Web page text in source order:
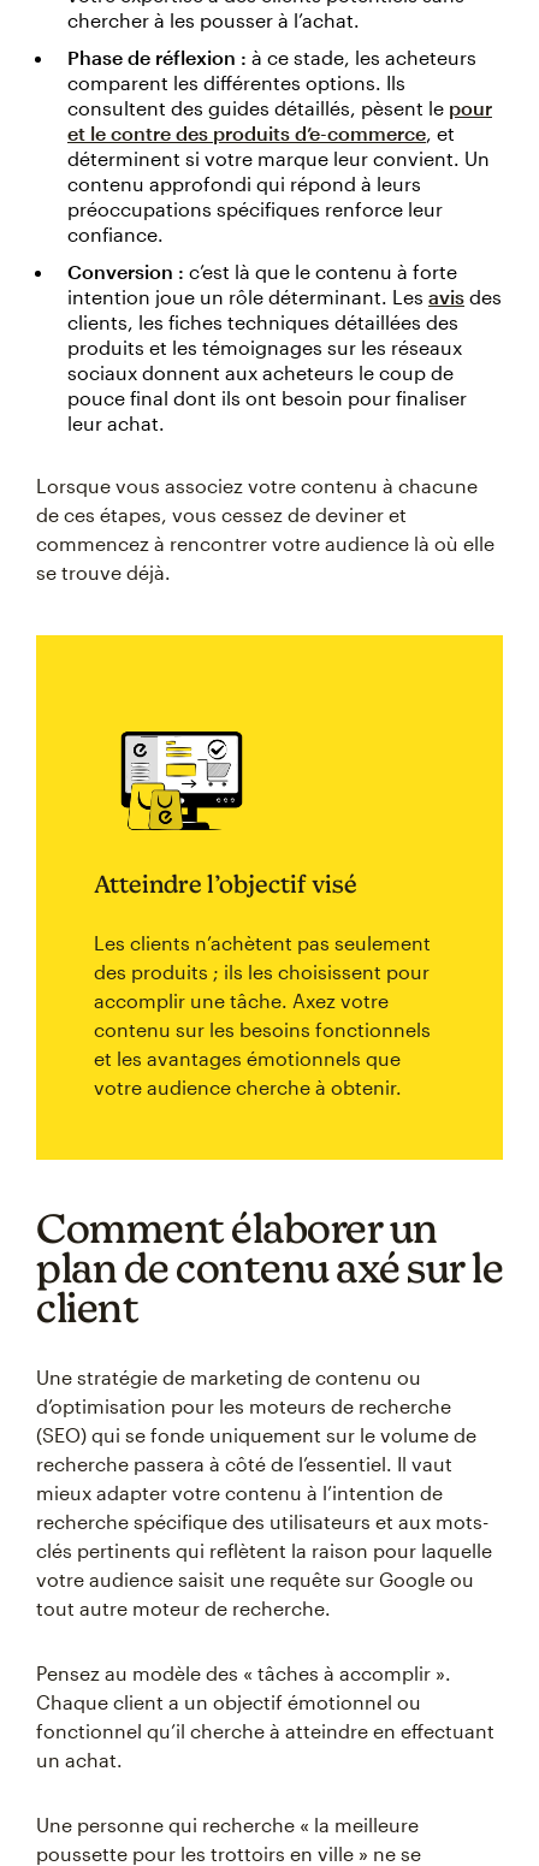
chercher à les pousser à l’achat.
Phase de réflexion : à ce stade, les acheteurs
comparent les différentes options. Ils
consultent des guides détaillés, pèsent le pour
et le contre des produits d’e-commerce, et
déterminent si votre marque leur convient. Un
contenu approfondi qui répond à leurs
préoccupations spécifiques renforce leur
confiance.
Conversion : c’est là que le contenu à forte
intention joue un rôle déterminant. Les avis des
clients, les fiches techniques détaillées des
produits et les témoignages sur les réseaux
sociaux donnent aux acheteurs le coup de
pouce final dont ils ont besoin pour finaliser
leur achat.
Lorsque vous associez votre contenu à chacune
de ces étapes, vous cessez de deviner et
commencez à rencontrer votre audience là où elle
se trouve déjà.
Atteindre l’objectif visé
Les clients n’achètent pas seulement
des produits ; ils les choisissent pour
accomplir une tâche. Axez votre
contenu sur les besoins fonctionnels
et les avantages émotionnels que
votre audience cherche à obtenir.
Comment élaborer un
plan de contenu axé sur le
client
Une stratégie de marketing de contenu ou
d’optimisation pour les moteurs de recherche
(SEO) qui se fonde uniquement sur le volume de
recherche passera à côté de l’essentiel. Il vaut
mieux adapter votre contenu à l’intention de
recherche spécifique des utilisateurs et aux mots-
clés pertinents qui reflètent la raison pour laquelle
votre audience saisit une requête sur Google ou
tout autre moteur de recherche.
Pensez au modèle des « tâches à accomplir ».
Chaque client a un objectif émotionnel ou
fonctionnel qu’il cherche à atteindre en effectuant
un achat.
Une personne qui recherche « la meilleure
poussette pour les trottoirs en ville » ne se